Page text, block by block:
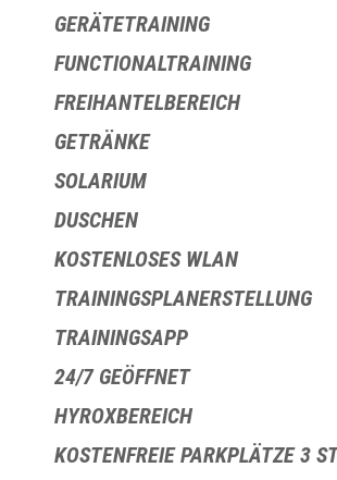
GERÄTETRAINING
FUNCTIONALTRAINING
FREIHANTELBEREICH
GETRÄNKE
SOLARIUM
DUSCHEN
KOSTENLOSES WLAN
TRAININGSPLANERSTELLUNG
TRAININGSAPP
24/7 GEÖFFNET
HYROXBEREICH
KOSTENFREIE PARKPLÄTZE 3